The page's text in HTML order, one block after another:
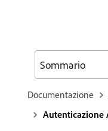
Documentazione
Autenticazione
Sommario